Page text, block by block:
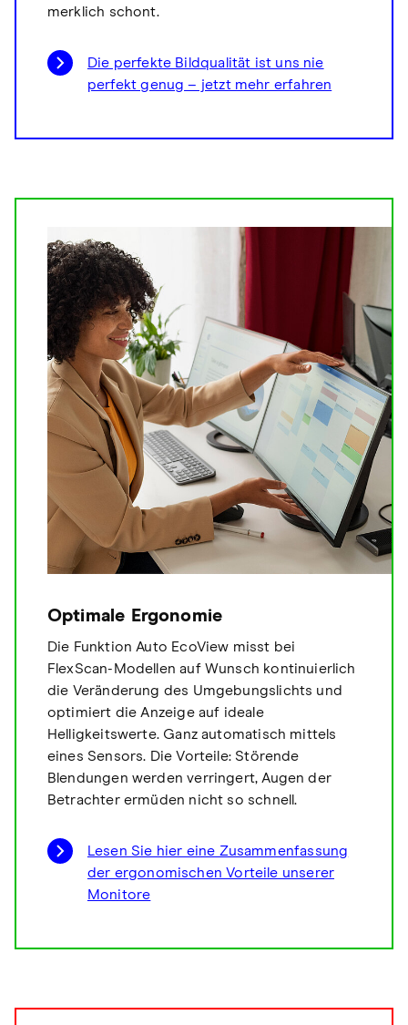
merklich schont.
Die perfekte Bildqualität ist uns nie
perfekt genug – jetzt mehr erfahren
Optimale Ergonomie
Die Funktion Auto EcoView misst bei
FlexScan-Modellen auf Wunsch kontinuierlich
die Veränderung des Umgebungslichts und
optimiert die Anzeige auf ideale
Helligkeitswerte. Ganz automatisch mittels
eines Sensors. Die Vorteile: Störende
Blendungen werden verringert, Augen der
Betrachter ermüden nicht so schnell.
Lesen Sie hier eine Zusammenfassung
der ergonomischen Vorteile unserer
Monitore